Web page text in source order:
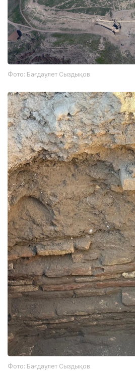
Фото: Бағдәулет Сыздықов
Фото: Бағдәулет Сыздықов